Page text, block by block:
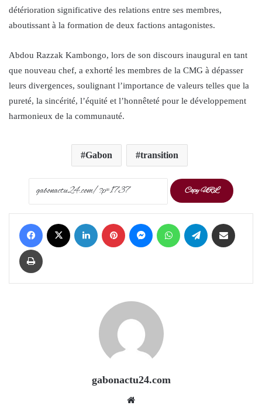
détérioration significative des relations entre ses membres,
aboutissant à la formation de deux factions antagonistes.
Abdou Razzak Kambongo, lors de son discours inaugural en tant
que nouveau chef, a exhorté les membres de la CMG à dépasser
leurs divergences, soulignant l’importance de valeurs telles que la
pureté, la sincérité, l’équité et l’honnêteté pour le développement
harmonieux de la communauté.
Gabon transition
Copy URL
Facebook LinkedIn Pinterest Messenger WhatsApp Telegram
Print
gabonactu24.com